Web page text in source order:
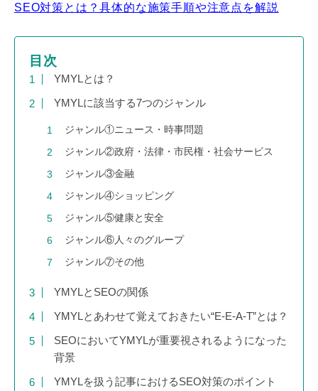
SEO対策とは？具体的な施策手順や注意点を解説
目次
YMYLとは？
YMYLに該当する7つのジャンル
ジャンル①ニュース・時事問題
ジャンル②政府・法律・市民権・社会サービス
ジャンル③金融
ジャンル④ショッピング
ジャンル⑤健康と安全
ジャンル⑥人々のグループ
ジャンル⑦その他
YMYLとSEOの関係
YMYLとあわせて覚えておきたい“E-E-A-T”とは？
SEOにおいてYMYLが重要視されるようになった
背景
YMYLを扱う記事におけるSEO対策のポイント